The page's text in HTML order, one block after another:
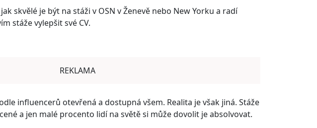
skvělé je být na stáži v OSN v Ženevě nebo New Yorku a radí
stáže vylepšit své CV.
REKLAMA
influencerů otevřená a dostupná všem. Realita je však jiná. Stáže
a jen malé procento lidí na světě si může dovolit je absolvovat.